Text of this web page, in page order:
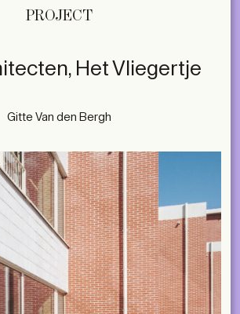
PROJECT
Het Vliegertje
Gitte Van den Bergh